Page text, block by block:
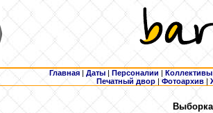
Главная | Даты | Персоналии | Коллективы
Печатный двор |Фотоархив |